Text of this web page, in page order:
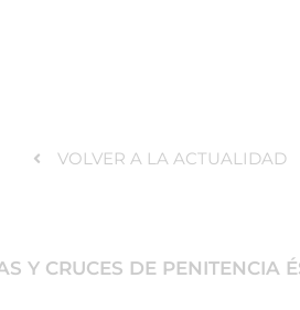
VOLVER A LA ACTUALIDAD